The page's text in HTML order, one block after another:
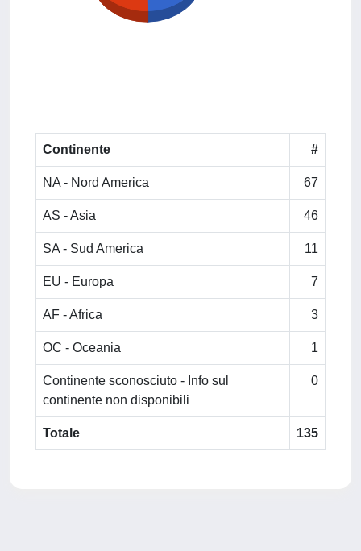
Continente #
NA - Nord America 67
AS - Asia 46
SA - Sud America 11
EU - Europa 7
AF - Africa 3
OC - Oceania 1
Continente sconosciuto - Info sul
continente non disponibili
0
Totale 135